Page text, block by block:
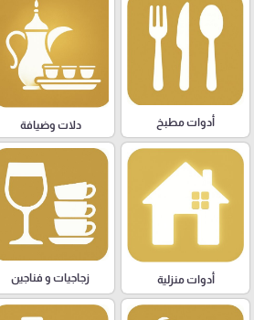
أدوات مطبخ دلات وضيافة
أدوات منزلية زجاجيات و فناجين